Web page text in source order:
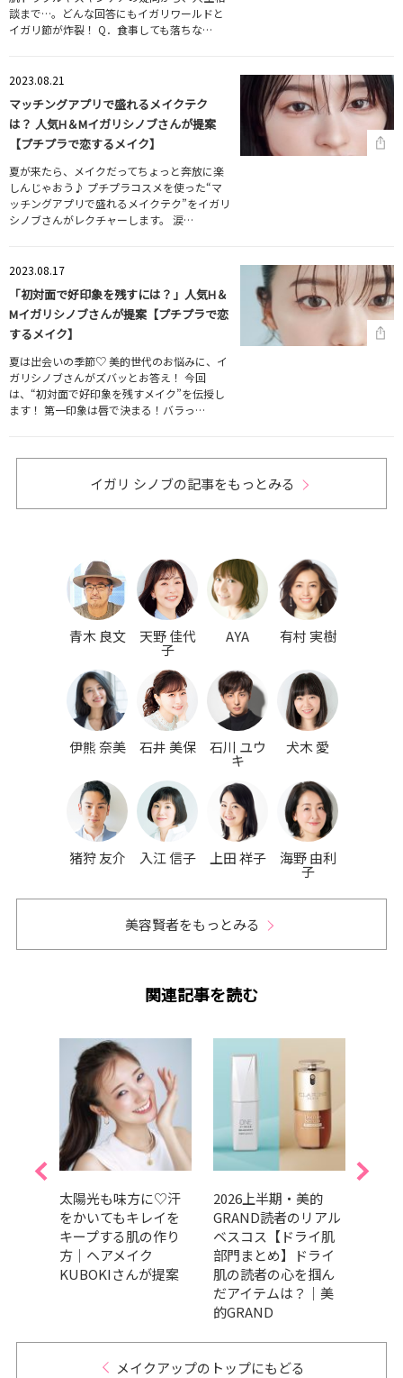
談まで…。どんな回答にもイガリワールドと
イガリ節が炸裂！ Q．食事しても落ちな…
2023.08.21
マッチングアプリで盛れるメイクテク
は？ 人気H＆Mイガリシノブさんが提案
【プチプラで恋するメイク】
夏が来たら、メイクだってちょっと奔放に楽
しんじゃおう♪ プチプラコスメを使った“マ
ッチングアプリで盛れるメイクテク”をイガリ
シノブさんがレクチャーします。 涙…
2023.08.17
「初対面で好印象を残すには？」人気H＆
Mイガリシノブさんが提案【プチプラで恋
するメイク】
夏は出会いの季節♡ 美的世代のお悩みに、イ
ガリシノブさんがズバッとお答え！ 今回
は、“初対面で好印象を残すメイク”を伝授し
ます！ 第一印象は唇で決まる！バラっ…
イガリ シノブの記事をもっとみる
青木 良文 天野 佳代
子
AYA 有村 実樹
伊熊 奈美 石井 美保 石川 ユウ
キ
犬木 愛
猪狩 友介 入江 信子 上田 祥子 海野 由利
子
美容賢者をもっとみる
関連記事を読む
太陽光も味方に♡汗
をかいてもキレイを
キープする肌の作り
方｜ヘアメイク
KUBOKIさんが提案
2026上半期・美的
GRAND読者のリアル
ベスコス【ドライ肌
部門まとめ】ドライ
肌の読者の心を掴ん
だアイテムは？｜美
的GRAND
メイクアップのトップにもどる